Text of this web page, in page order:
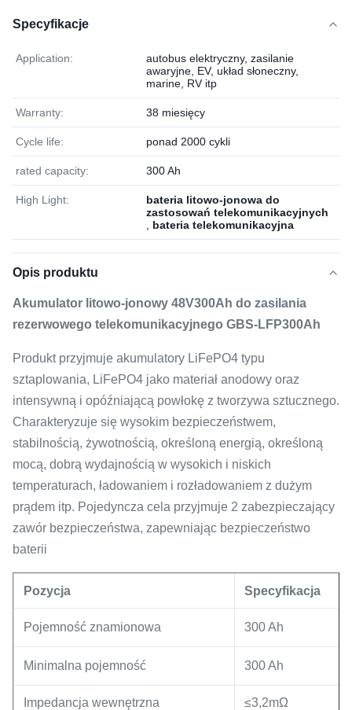
Specyfikacje
Application:
autobus elektryczny, zasilanie
awaryjne, EV, układ słoneczny,
marine, RV itp
Warranty: 38 miesięcy
Cycle life: ponad 2000 cykli
rated capacity: 300 Ah
High Light:
bateria litowo-jonowa do
zastosowań telekomunikacyjnych
bateria telekomunikacyjna
Opis produktu
Akumulator litowo-jonowy 48V300Ah do zasilania
rezerwowego telekomunikacyjnego GBS-LFP300Ah
Produkt przyjmuje akumulatory LiFePO4 typu
sztaplowania, LiFePO4 jako materiał anodowy oraz
intensywną i opóźniającą powłokę z tworzywa sztucznego.
Charakteryzuje się wysokim bezpieczeństwem,
stabilnością, żywotnością, określoną energią, określoną
mocą, dobrą wydajnością w wysokich i niskich
temperaturach, ładowaniem i rozładowaniem z dużym
prądem itp. Pojedyncza cela przyjmuje 2 zabezpieczający
zawór bezpieczeństwa, zapewniając bezpieczeństwo
baterii
Pozycja Specyfikacja
Pojemność znamionowa 300 Ah
Minimalna pojemność 300 Ah
Impedancja wewnętrzna ≤3,2mΩ